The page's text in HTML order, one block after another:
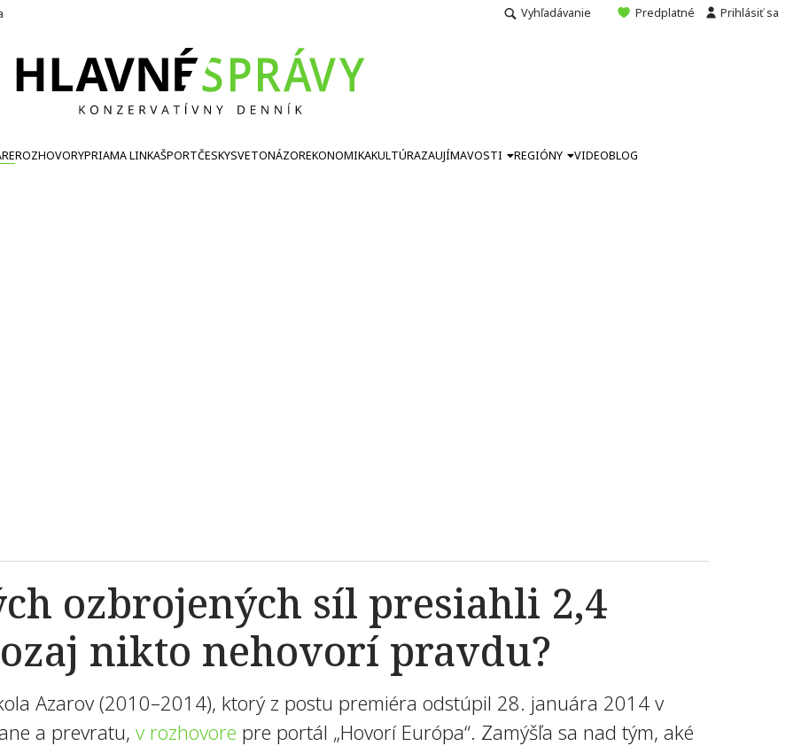
Vyhľadávanie Predplatné Prihlásiť sa
ROZHOVORYPRIAMA LINKAŠPORTČESKYSVETONÁZOREKONOMIKAKULTÚRAZAUJÍMAVOSTI REGIÓNY VIDEOBLOG
ozbrojených síl presiahli 2,4
nikto nehovorí pravdu?
Azarov (2010–2014), ktorý z postu premiéra odstúpil 28. januára 2014 v
a prevratu, v rozhovore pre portál „Hovorí Európa“. Zamýšľa sa nad tým, aké